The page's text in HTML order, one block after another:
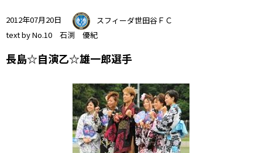
2012年07月20日
スフィーダ世田谷ＦＣ
text by No.10 石渕 優紀
長島☆自演乙☆雄一郎選手